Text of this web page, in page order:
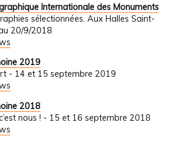
Internationale des Monuments
sélectionnées. Aux Halles Saint-
20/9/2018
2019
- 14 et 15 septembre 2019
2018
nous ! - 15 et 16 septembre 2018